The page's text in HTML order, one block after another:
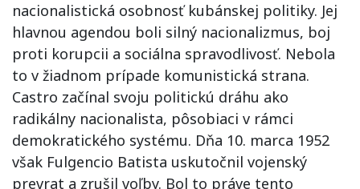
nacionalistická osobnosť kubánskej politiky. Jej
hlavnou agendou boli silný nacionalizmus, boj
proti korupcii a sociálna spravodlivosť. Nebola
to v žiadnom prípade komunistická strana.
Castro začínal svoju politickú dráhu ako
radikálny nacionalista, pôsobiaci v rámci
demokratického systému. Dňa 10. marca 1952
však Fulgencio Batista uskutočnil vojenský
prevrat a zrušil voľby. Bol to práve tento